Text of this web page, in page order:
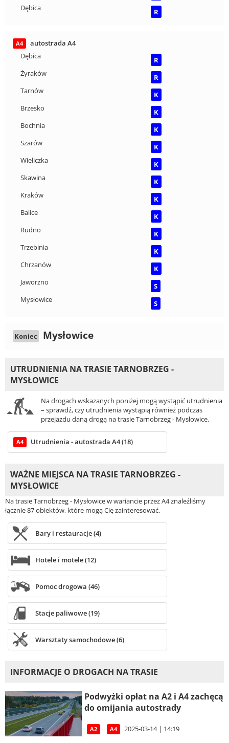
Dębica R
A4
autostrada A4
Dębica
R
Żyraków
R
Tarnów
K
Brzesko
K
Bochnia
K
Szarów
K
Wieliczka
K
Skawina
K
Kraków
K
Balice
K
Rudno
K
Trzebinia
K
Chrzanów
K
Jaworzno
S
Mysłowice
S
Koniec Mysłowice
UTRUDNIENIA NA TRASIE TARNOBRZEG -
MYSŁOWICE
Na drogach wskazanych poniżej mogą wystąpić utrudnienia
– sprawdź, czy utrudnienia wystąpią również podczas
przejazdu daną drogą na trasie Tarnobrzeg - Mysłowice.
A4 Utrudnienia - autostrada A4 (18)
WAŻNE MIEJSCA NA TRASIE TARNOBRZEG -
MYSŁOWICE
Na trasie Tarnobrzeg - Mysłowice w wariancie przez A4 znaleźliśmy
łącznie 87 obiektów, które mogą Cię zainteresować.
Bary i restauracje (4)
Hotele i motele (12)
Pomoc drogowa (46)
Stacje paliwowe (19)
Warsztaty samochodowe (6)
INFORMACJE O DROGACH NA TRASIE
Podwyżki opłat na A2 i A4 zachęcą
do omijania autostrady
A2 A4 2025-03-14 | 14:19